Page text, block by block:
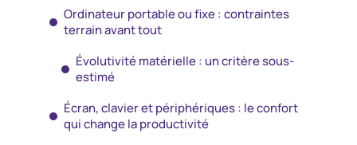
Ordinateur portable ou fixe : contraintes
terrain avant tout
Évolutivité matérielle : un critère sous-
estimé
Écran, clavier et périphériques : le confort
qui change la productivité